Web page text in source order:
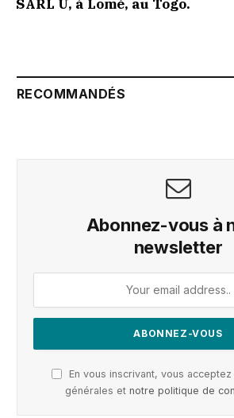
SARL U, à Lomé, au Togo.
RECOMMANDÉS
Abonnez-vous à
newsletter
En vous inscrivant, vous
générales et notre politique de